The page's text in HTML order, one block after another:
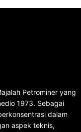
Petrominer yang
1973. Sebagai
dalam
aspek teknis,